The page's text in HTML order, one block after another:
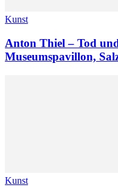
Kunst
Anton Thiel – Tod
Museumspavillon,
Kunst